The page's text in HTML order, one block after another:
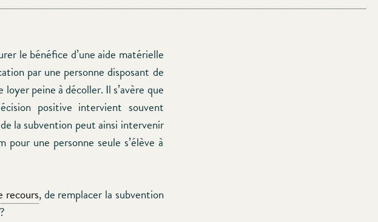
le bénéfice d’une aide matérielle
par une personne disposant de
peine à décoller. Il s’avère que
positive intervient souvent
la subvention peut ainsi intervenir
une personne seule s’élève à
recours, de remplacer la subvention
?